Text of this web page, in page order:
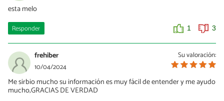
esta melo
Responder 1 3
Su valoración:
frehiber
10/04/2024
Me sirbio mucho su información es muy fácil de entender y me ayudo
mucho;GRACIAS DE VERDAD